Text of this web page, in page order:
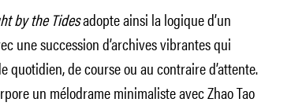
by the Tidesadopte ainsi la logique d’un
une succession d’archives vibrantes qui
quotidien, de course ou au contraire d’attente.
un mélodrame minimaliste avec Zhao Tao